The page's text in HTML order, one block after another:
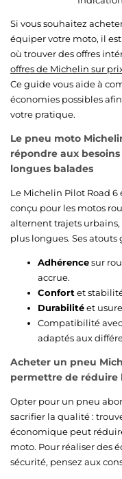
Si vous souhaitez
équiper votre moto, il
où trouver des offres
offres de Michelin sur
Ce guide vous aide à
économies possibles
votre pratique.
Le pneu moto
répondre aux
longues balades
Le Michelin Pilot Road
conçu pour les motos
alternent trajets
plus longues. Ses
Adhérencesur
accrue.
Confort et
Durabilitéet
Compatibilité
adaptés aux
Acheter un pneu
permettre de réduire
Opter pour un pneu
sacrifier la qualité :
économique peut
moto. Pour réaliser des
sécurité, pensez aux